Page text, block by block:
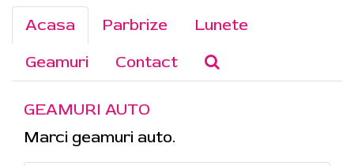
Acasa Parbrize
Lunete
Geamuri
Contact
GEAMURI AUTO
Marci geamuri auto.